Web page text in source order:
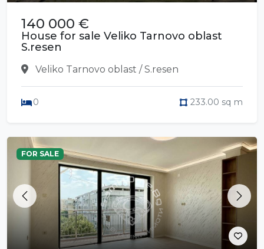
140 000 €
House for sale Veliko Tarnovo oblast
S.resen
Veliko Tarnovo oblast / S.resen
0 233.00 sq m
Previous Next
FOR SALE